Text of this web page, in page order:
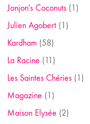
Jonjon's Coconuts (1)
Julien Agobert (1)
Kardham (58)
La Racine (11)
Les Saintes Chéries (1)
Magazine (1)
Maison Elysée (2)